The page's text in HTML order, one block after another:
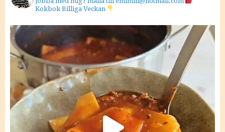
Kokbok Billiga Veckan